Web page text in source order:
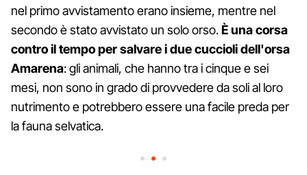
nel primo avvistamento erano insieme, mentre nel
secondo è stato avvistato un solo orso.È una corsa
contro il tempo per salvare i due cuccioli dell'orsa
Amarena: gli animali, che hanno tra i cinque e sei
mesi, non sono in grado di provvedere da soli al loro
nutrimento e potrebbero essere una facile preda per
la fauna selvatica.